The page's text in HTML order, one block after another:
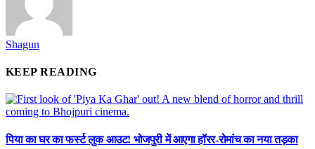
Shagun
KEEP READING
पिया का घर का फर्स्ट लुक आउट! भोजपुरी में आएगा हॉरर-रोमांच का नया तड़का